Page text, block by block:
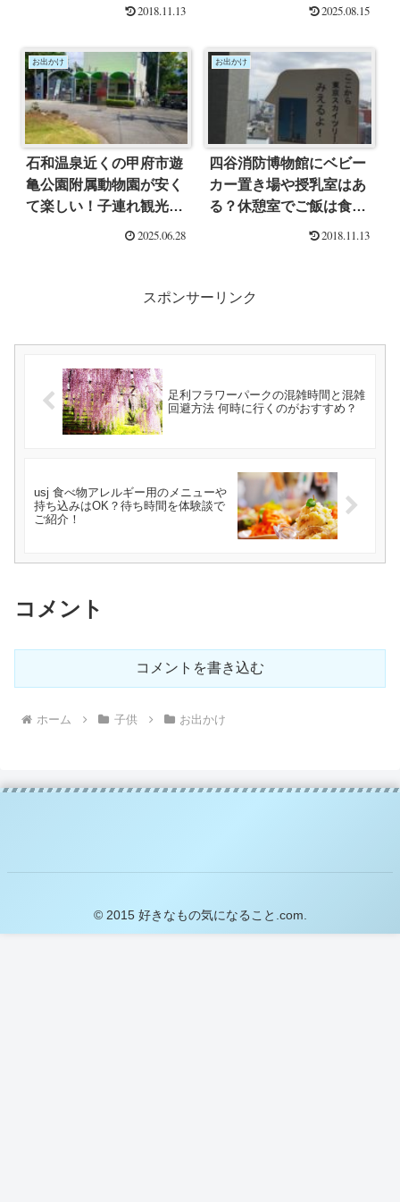
金 御朱印情報まとめ2018.11.13
えないグッズ多数！2025.08.15
お出かけ
石和温泉近くの甲府市遊
亀公園附属動物園が安く
て楽しい！子連れ観光に
2025.06.28
お出かけ
四谷消防博物館にベビー
カー置き場や授乳室はあ
る？休憩室でご飯は食べ
2018.11.13
スポンサーリンク
足利フラワーパークの混雑時間と混雑
回避方法 何時に行くのがおすすめ？
usj 食べ物アレルギー用のメニューや
持ち込みはOK？待ち時間を体験談で
ご紹介！
コメント
コメントを書き込む
ホーム 子供 お出かけ
© 2015 好きなもの気になること.com.